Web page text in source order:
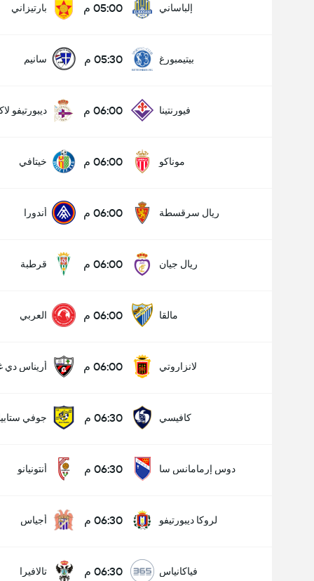
إلباساني 05:00 م بارتيزاني
بيتيمبورغ 05:30 م سانيم
فيورنتينا 06:00 م ديبورتيفو
موناكو 06:00 م خيتافي
ريال سرقسطة 06:00 م أندورا
ريال جيان 06:00 م قرطبة
مالقا 06:00 م العربي
لانزاروتي 06:00 م أريناس دي
كافيسي 06:30 م جوفي
دوس إرمامانس سا 06:30 م أنتونيانو
لروكا ديبورتيفو 06:30 م أجياس
فياكانياس 06:30 م تالافيرا